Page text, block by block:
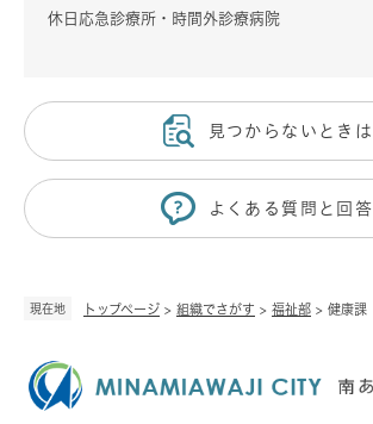
現在地 トップページ > 組織でさがす > 福祉部 > 健康課
休日応急診療所・時間外診療病院
見つからないときは
よくある質問と回答